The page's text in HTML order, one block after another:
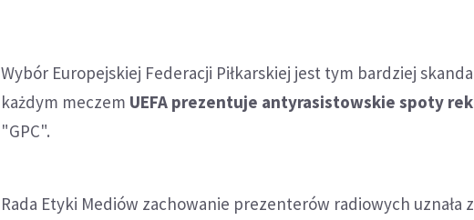
Wybór Europejskiej Federacji Piłkarskiej jest tym bardziej
każdym meczem UEFA prezentuje antyrasistowskie spoty
"GPC".
Rada Etyki Mediów zachowanie prezenterów radiowych uznała